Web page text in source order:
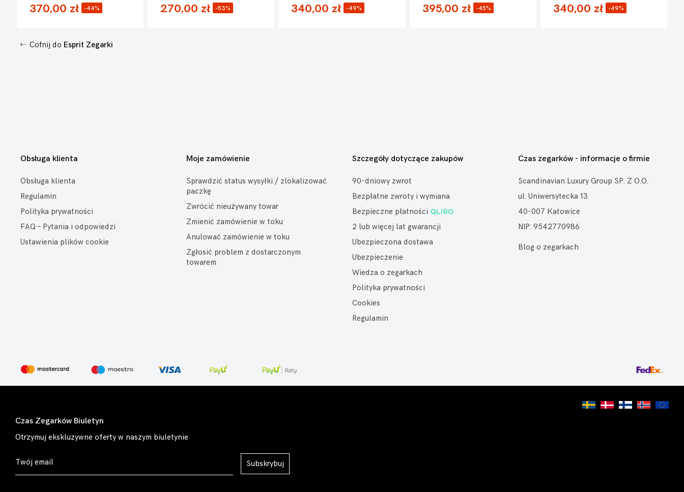
370,00 zł -44% 270,00 zł -53% 340,00 zł -49% 395,00 zł -45% 340,00 zł -49%
Cofnij do Esprit Zegarki
Obsługa klienta
Obsługa klienta
Regulamin
Polityka prywatności
FAQ – Pytania i odpowiedzi
Ustawienia plików cookie
Moje zamówienie
Sprawdzić status wysyłki / zlokalizować
paczkę
Zwrócić nieużywany towar
Zmienić zamówienie w toku
Anulować zamówienie w toku
Zgłosić problem z dostarczonym
towarem
Szczegóły dotyczące zakupów
90-dniowy zwrot
Bezpłatne zwroty i wymiana
Bezpieczne płatności
2 lub więcej lat gwarancji
Ubezpieczona dostawa
Ubezpieczenie
Wiedza o zegarkach
Polityka prywatności
Cookies
Regulamin
Czas zegarków - informacje o firmie
Scandinavian Luxury Group SP. Z O.O.
ul. Uniwersytecka 13
40-007 Katowice
NIP: 9542770986
Blog o zegarkach
Czas Zegarków Biuletyn
Otrzymuj ekskluzywne oferty w naszym biuletynie
Subskrybuj